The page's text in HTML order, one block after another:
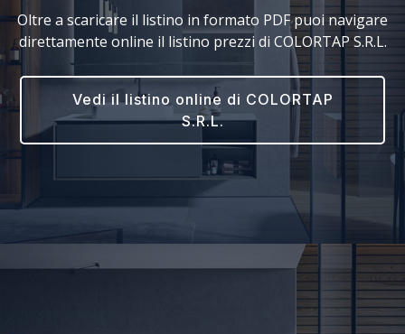
Oltre a scaricare il listino in formato PDF puoi navigare
direttamente online il listino prezzi di COLORTAP S.R.L.
Vedi il listino online di COLORTAP
S.R.L.